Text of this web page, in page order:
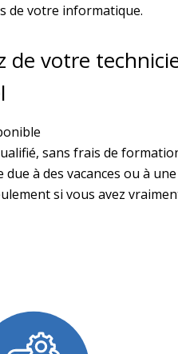
de votre informatique.
de votre
sans frais de
due à des vacances ou à
si vous avez